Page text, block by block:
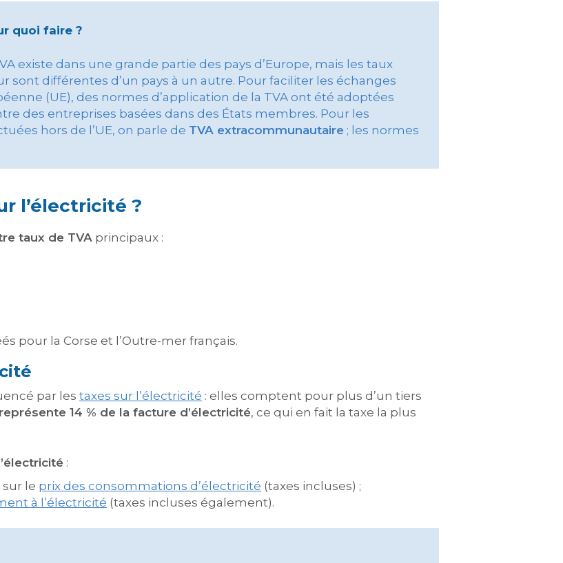
quoi faire ?
existe dans une grande partie des pays d’Europe, mais les taux
sont différentes d’un pays à un autre. Pour faciliter les échanges
(UE), des normes d’application de la TVA ont été adoptées
des entreprises basées dans des États membres. Pour les
hors de l’UE, on parle de TVA extracommunautaire ; les normes
l’électricité ?
taux de TVA principaux :
pour la Corse et l’Outre-mer français.
par les taxes sur l’électricité : elles comptent pour plus d’un tiers
14 % de la facture d’électricité, ce qui en fait la taxe la plus
:
sur le prix des consommations d’électricité (taxes incluses) ;
à l’électricité (taxes incluses également).